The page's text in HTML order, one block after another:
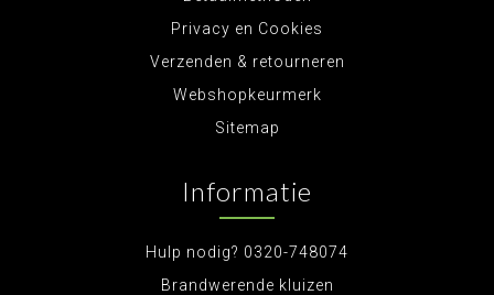
Privacy en Cookies
Verzenden & retourneren
Webshopkeurmerk
Sitemap
Informatie
Hulp nodig? 0320-748074
Brandwerende kluizen